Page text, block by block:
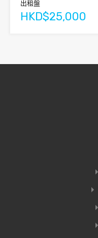
出租盤
HKD$25,000